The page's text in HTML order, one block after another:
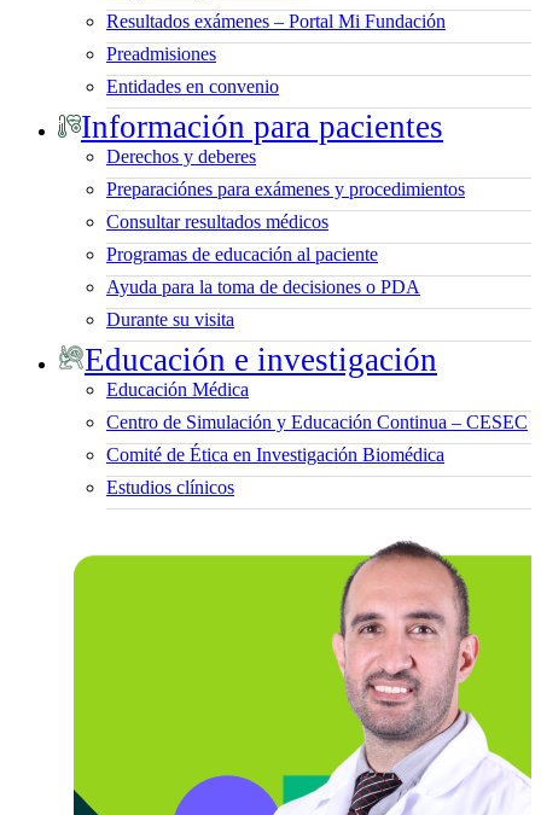
Resultados exámenes – Portal Mi Fundación
Preadmisiones
Entidades en convenio
Información para pacientes
Derechos y deberes
Preparaciónes para exámenes y procedimientos
Consultar resultados médicos
Programas de educación al paciente
Ayuda para la toma de decisiones o PDA
Durante su visita
Educación e investigación
Educación Médica
Centro de Simulación y Educación Continua – CESEC
Comité de Ética en Investigación Biomédica
Estudios clínicos